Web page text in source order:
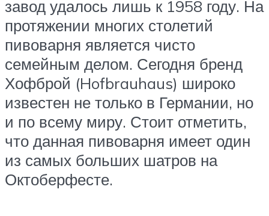
завод удалось лишь к 1958 году. На
протяжении многих столетий
пивоварня является чисто
семейным делом. Сегодня бренд
Хофброй (Hofbrauhaus) широко
известен не только в Германии, но
и по всему миру. Стоит отметить,
что данная пивоварня имеет один
из самых больших шатров на
Октоберфесте.